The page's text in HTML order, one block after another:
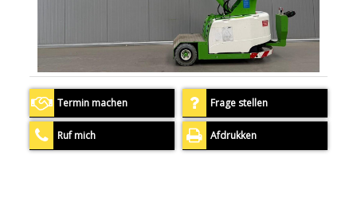
Termin machen Frage stellen
Ruf mich Afdrukken